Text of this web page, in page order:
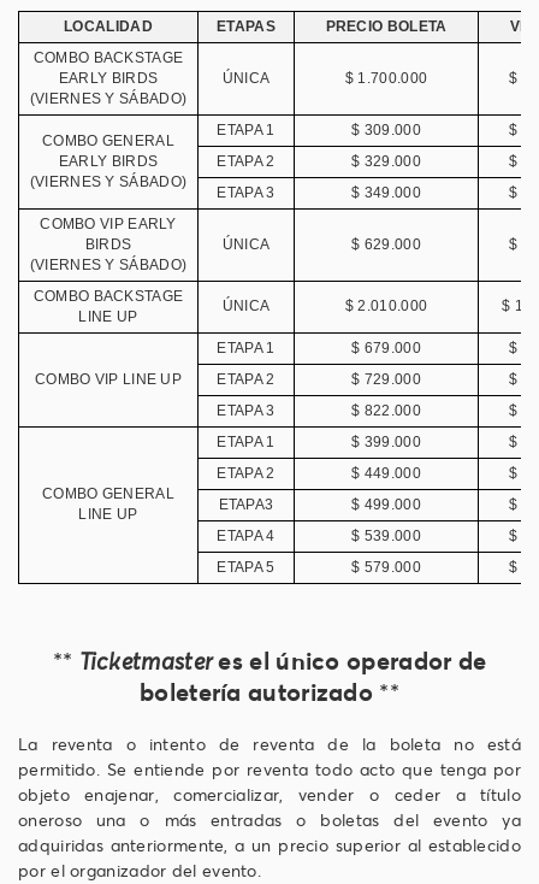
LOCALIDAD ETAPAS PRECIO BOLETA
COMBO BACKSTAGE
EARLY BIRDS
(VIERNES Y SÁBADO)
ÚNICA $ 1.700.000 $
COMBO GENERAL
EARLY BIRDS
(VIERNES Y SÁBADO)
ETAPA 1 $ 309.000
$
ETAPA 2
$ 329.000
$
ETAPA 3
$ 349.000
$
COMBO VIP EARLY
BIRDS
(VIERNES Y SÁBADO)
ÚNICA $ 629.000 $
COMBO BACKSTAGE
LINE UP
ÚNICA $ 2.010.000 $
COMBO VIP LINE UP
ETAPA 1 $ 679.000
$
ETAPA 2
$ 729.000
$
ETAPA 3
$ 822.000 $
COMBO GENERAL
LINE UP
ETAPA 1 $ 399.000
$
ETAPA 2
$ 449.000
$
ETAPA3
$ 499.000
$
ETAPA 4
$ 539.000
$
ETAPA 5
$ 579.000 $
** Ticketmaster es el único operador de
boletería autorizado **
La reventa o intento de reventa de la boleta no está
permitido. Se entiende por reventa todo acto que tenga por
objeto enajenar, comercializar, vender o ceder a título
oneroso una o más entradas o boletas del evento ya
adquiridas anteriormente, a un precio superior al establecido
por el organizador del evento.